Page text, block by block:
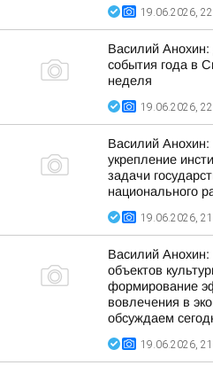
19.06.2026,
Василий Анохин:
события года в
неделя
19.06.2026,
Василий Анохин:
укрепление
задачи
национального
19.06.2026,
Василий Анохин:
объектов
формирование
вовлечения в
обсуждаем
19.06.2026,